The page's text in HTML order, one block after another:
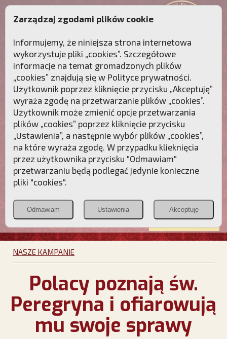
Przebudźmy sumienia Polaków!
Polonia
Christiana
PCh24.pl
Przymierze
POZNAJ APOSTOLAT FATIMY WESPRZYJ
NAS
NASZE KAMPANIE
Polacy poznają św.
Peregryna i ofiarowują
mu swoje sprawy
Zarządzaj zgodami plików cookie
Informujemy, że niniejsza strona internetowa
wykorzystuje pliki „cookies”. Szczegółowe
informacje na temat gromadzonych plików
„cookies” znajdują się w Polityce prywatności.
Użytkownik poprzez kliknięcie przycisku „Akceptuję”
wyraża zgodę na przetwarzanie plików „cookies”.
Użytkownik może zmienić opcje przetwarzania
plików „cookies” poprzez kliknięcie przycisku
„Ustawienia”, a następnie wybór plików „cookies”,
na które wyraża zgodę. W przypadku klieknięcia
przez użytkownika przycisku "Odmawiam"
przetwarzaniu będą podlegać jedynie konieczne
pliki "cookies".
Odmawiam Ustawienia Akceptuję